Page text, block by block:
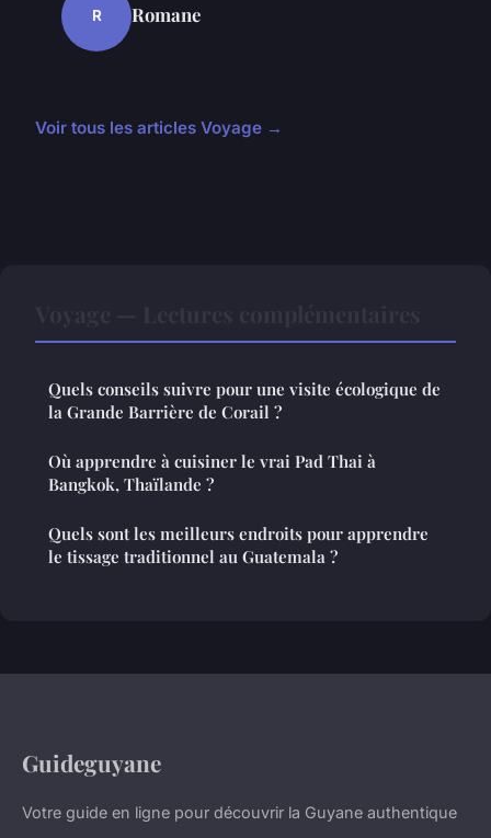
R Romane
Voir tous les articles Voyage →
Quels conseils suivre pour une visite écologique de
la Grande Barrière de Corail ?
Où apprendre à cuisiner le vrai Pad Thai à
Bangkok, Thaïlande ?
Quels sont les meilleurs endroits pour apprendre
le tissage traditionnel au Guatemala ?
Guideguyane
Votre guide en ligne pour découvrir la Guyane authentique